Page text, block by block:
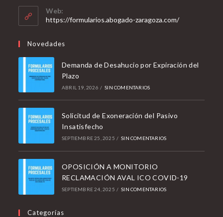
tu
aplicación
aplicación
Web:
https://formularios.abogado-zaragoza.com/
Novedades
Demanda de Desahucio por Expiración del
Plazo
ABRIL 19, 2026 / SIN COMENTARIOS
Solicitud de Exoneración del Pasivo
Insatisfecho
SEPTIEMBRE 25, 2025 / SIN COMENTARIOS
OPOSICIÓN A MONITORIO
RECLAMACIÓN AVAL ICO COVID-19
SEPTIEMBRE 24, 2025 / SIN COMENTARIOS
Categorías